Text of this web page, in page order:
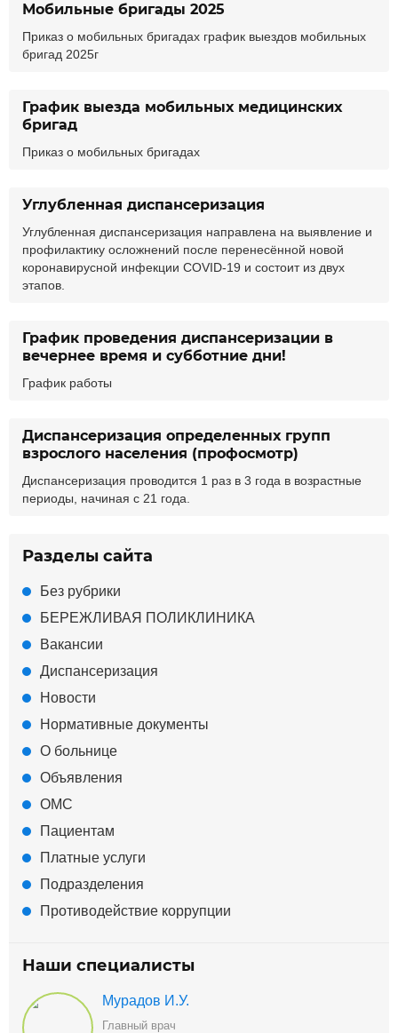
Мобильные бригады 2025
Приказ о мобильных бригадах график выездов мобильных
бригад 2025г
График выезда мобильных медицинских
бригад
Приказ о мобильных бригадах
Углубленная диспансеризация
Углубленная диспансеризация направлена на выявление и
профилактику осложнений после перенесённой новой
коронавирусной инфекции COVID-19 и состоит из двух
этапов.
График проведения диспансеризации в
вечернее время и субботние дни!
График работы
Диспансеризация определенных групп
взрослого населения (профосмотр)
Диспансеризация проводится 1 раз в 3 года в возрастные
периоды, начиная с 21 года.
Разделы сайта
Без рубрики
БЕРЕЖЛИВАЯ ПОЛИКЛИНИКА
Вакансии
Диспансеризация
Новости
Нормативные документы
О больнице
Объявления
ОМС
Пациентам
Платные услуги
Подразделения
Противодействие коррупции
Наши специалисты
Мурадов И.У.
Главный врач